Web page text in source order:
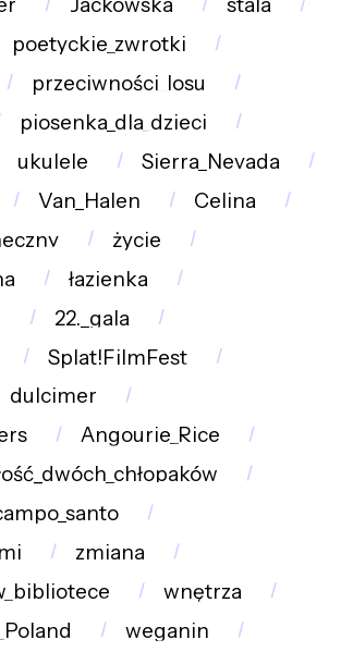
poetyckie_zwrotki
przeciwności_losu
piosenka_dla_dzieci
ukulele
Sierra_Nevada
Van_Halen
Celina
życie
łazienka
22._gala
Splat!FilmFest
dulcimer
Angourie_Rice
zmiana
wnętrza
weganin